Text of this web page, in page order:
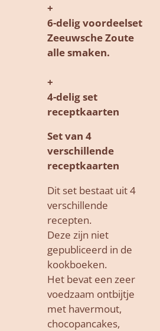
+
6-delig voordeelset
Zeeuwsche Zoute
alle smaken.
+
4-delig set
receptkaarten
Set van 4
verschillende
receptkaarten
Dit set bestaat uit 4
verschillende
recepten.
Deze zijn niet
gepubliceerd in de
kookboeken.
Het bevat een zeer
voedzaam ontbijtje
met havermout,
chocopancakes,